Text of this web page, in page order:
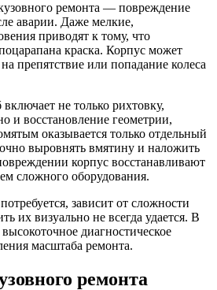
ремонта — повреждение
аварии. Даже мелкие,
приводят к тому, что
краска. Корпус может
препятствие или попадание колеса
не только рихтовку,
и восстановление геометрии,
оказывается только отдельный
выровнять вмятину и наложить
корпус восстанавливают
сложного оборудования.
зависит от сложности
их визуально не всегда удается. В
диагностическое
масштаба ремонта.
ремонта